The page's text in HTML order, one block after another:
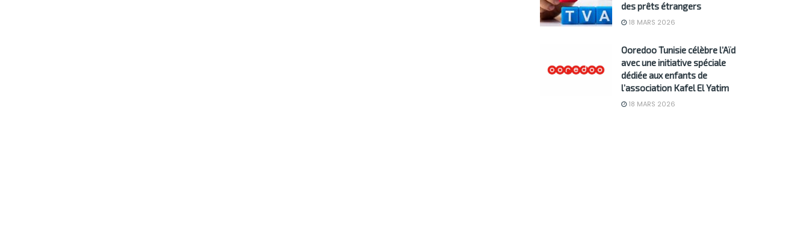
des prêts étrangers
18 MARS 2026
Ooredoo Tunisie célèbre l’Aïd
avec une initiative spéciale
dédiée aux enfants de
l’association Kafel El Yatim
18 MARS 2026